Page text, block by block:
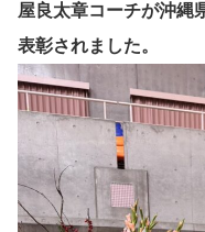
屋良太章コーチが沖
表彰されました。